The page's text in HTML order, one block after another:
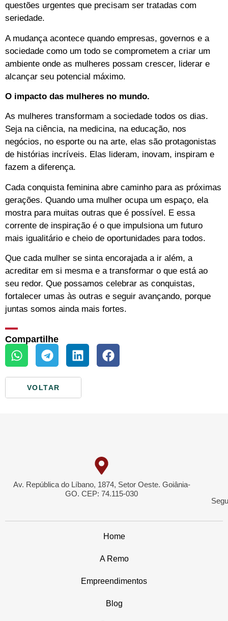
questões urgentes que precisam ser tratadas com
seriedade.
A mudança acontece quando empresas, governos e a
sociedade como um todo se comprometem a criar um
ambiente onde as mulheres possam crescer, liderar e
alcançar seu potencial máximo.
O impacto das mulheres no mundo.
As mulheres transformam a sociedade todos os dias.
Seja na ciência, na medicina, na educação, nos
negócios, no esporte ou na arte, elas são protagonistas
de histórias incríveis. Elas lideram, inovam, inspiram e
fazem a diferença.
Cada conquista feminina abre caminho para as próximas
gerações. Quando uma mulher ocupa um espaço, ela
mostra para muitas outras que é possível. E essa
corrente de inspiração é o que impulsiona um futuro
mais igualitário e cheio de oportunidades para todos.
Que cada mulher se sinta encorajada a ir além, a
acreditar em si mesma e a transformar o que está ao
seu redor. Que possamos celebrar as conquistas,
fortalecer umas às outras e seguir avançando, porque
juntas somos ainda mais fortes.
Compartilhe
VOLTAR
Av. República do Líbano, 1874, Setor Oeste. Goiânia-
GO. CEP: 74.115-030
Home
A Remo
Empreendimentos
Blog